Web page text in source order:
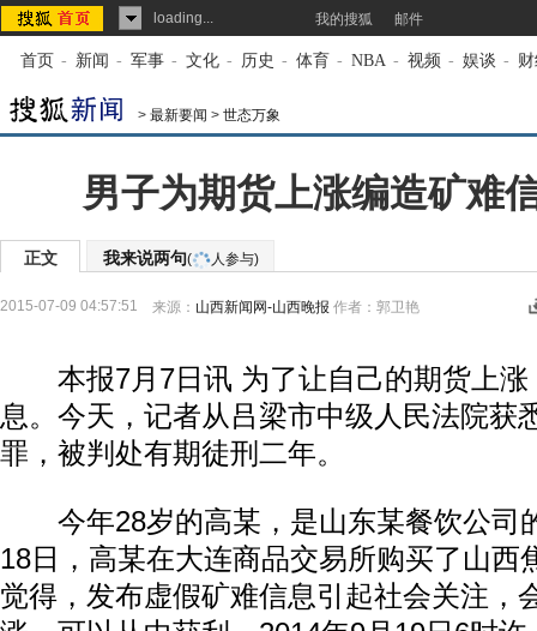
loading... 我的搜狐 邮件
首页 - 新闻 - 军事 - 文化 - 历史 - 体育 - NBA - 视频 - 娱谈 -
> 最新要闻 > 世态万象
男子为期货上涨编造矿难
正文 我来说两句( 人参与)
2015-07-09 04:57:51 来源： 山西新闻网-山西晚报 作者：郭卫艳
本报7月7日讯 为了让自己的期货上涨
息。今天，记者从吕梁市中级人民法院获
罪，被判处有期徒刑二年。
今年28岁的高某，是山东某餐饮公司
18日，高某在大连商品交易所购买了山西
觉得，发布虚假矿难信息引起社会关注，